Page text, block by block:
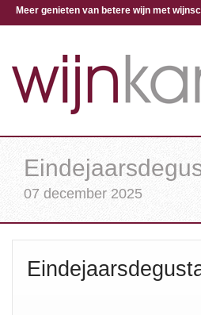
Meer genieten van betere wijn met
07 december 2025